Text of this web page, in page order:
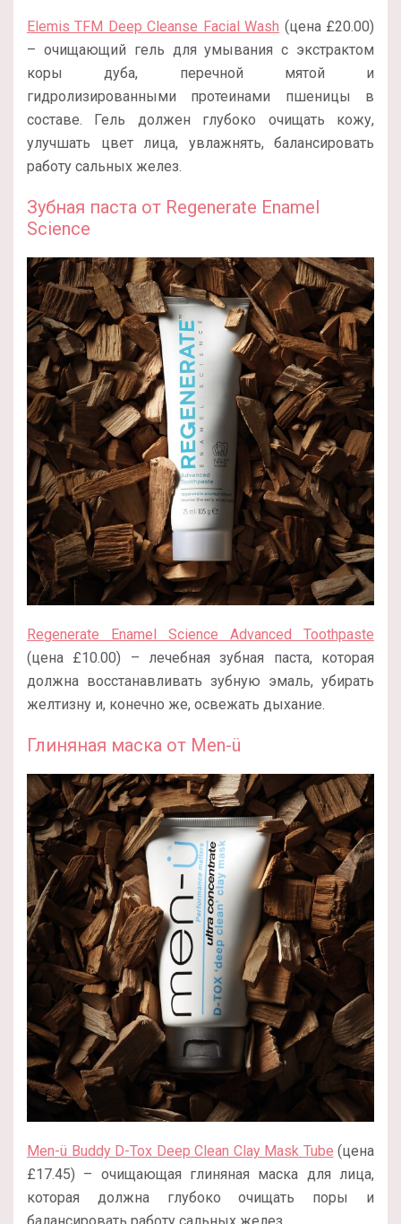
Elemis TFM Deep Cleanse Facial Wash (цена £20.00)
– очищающий гель для умывания с экстрактом
коры дуба, перечной мятой и
гидролизированными протеинами пшеницы в
составе. Гель должен глубоко очищать кожу,
улучшать цвет лица, увлажнять, балансировать
работу сальных желез.
Зубная паста от Regenerate Enamel
Science
Regenerate Enamel Science Advanced Toothpaste
(цена £10.00) – лечебная зубная паста, которая
должна восстанавливать зубную эмаль, убирать
желтизну и, конечно же, освежать дыхание.
Глиняная маска от Men-ü
Men-ü Buddy D-Tox Deep Clean Clay Mask Tube (цена
£17.45) – очищающая глиняная маска для лица,
которая должна глубоко очищать поры и